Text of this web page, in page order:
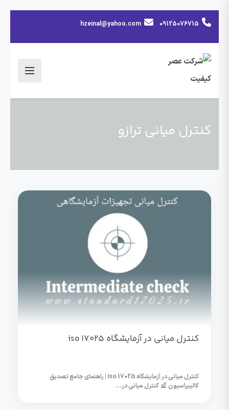
09125076715
hzeinal@yahoo.com
کنترل میانی ترازو
کنترل میانی در آزمایشگاه iso 17025
کنترل میانی در آزمایشگاه iso 17025 | راهنمای جامع تصدیق
کالیبراسیون
کنترل میانی در...